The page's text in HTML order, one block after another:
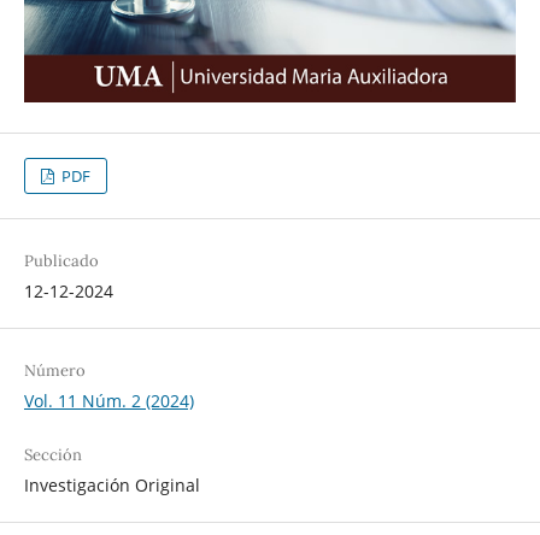
PDF
Publicado
12-12-2024
Número
Vol. 11 Núm. 2 (2024)
Sección
Investigación Original